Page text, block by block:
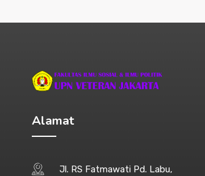
Alamat
Jl. RS Fatmawati Pd. Labu,